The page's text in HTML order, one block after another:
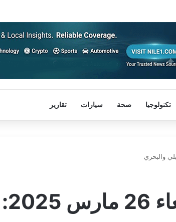
تكنولوجيا صحة سيارات تقارير
مواعيد قطارات مصر الأربعاء 26 مارس 2025: